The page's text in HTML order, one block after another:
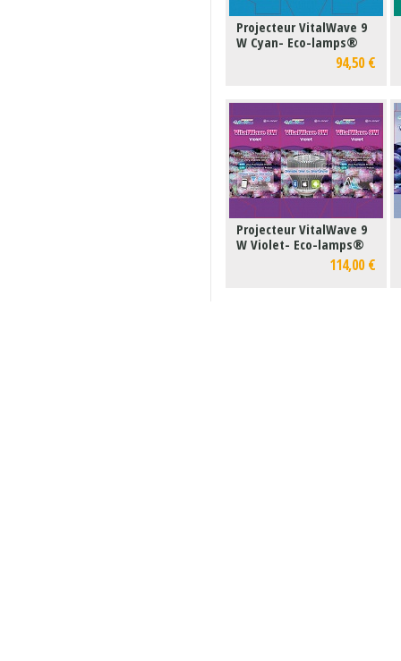
Projecteur VitalWave 9
W Cyan- Eco-lamps®
94,50 €
Projecteur VitalWave 9
W Violet- Eco-lamps®
114,00 €